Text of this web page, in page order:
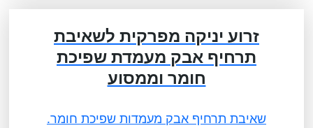
זרוע יניקה מפרקית לשאיבת
תרחיף אבק מעמדת שפיכת
חומר וממסוע
שאיבת תרחיף אבק מעמדות שפיכת חומר.